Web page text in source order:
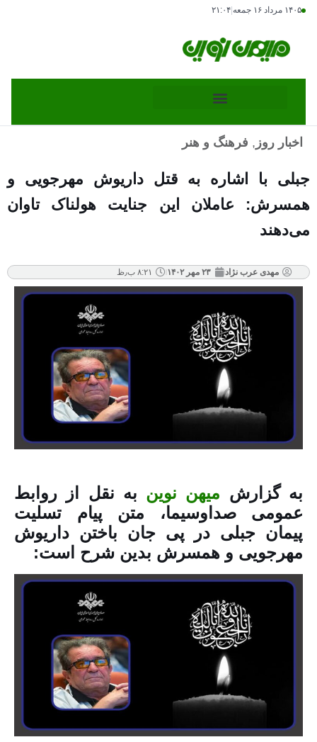
۱۴۰۵ مرداد ۱۶ جمعه ۲۱:۰۴
اخبار روز , فرهنگ و هنر
جبلی با اشاره به قتل داریوش مهرجویی و
همسرش: عاملان این جنایت هولناک تاوان
می‌دهند
مهدی عرب نژاد ۲۳ مهر ۱۴۰۲ ۸:۲۱ ب٫ظ
به گزارش میهن نوین به نقل از روابط
عمومی صداوسیما، متن پیام تسلیت
پیمان جبلی در پی جان باختن داریوش
مهرجویی و همسرش بدین شرح است: